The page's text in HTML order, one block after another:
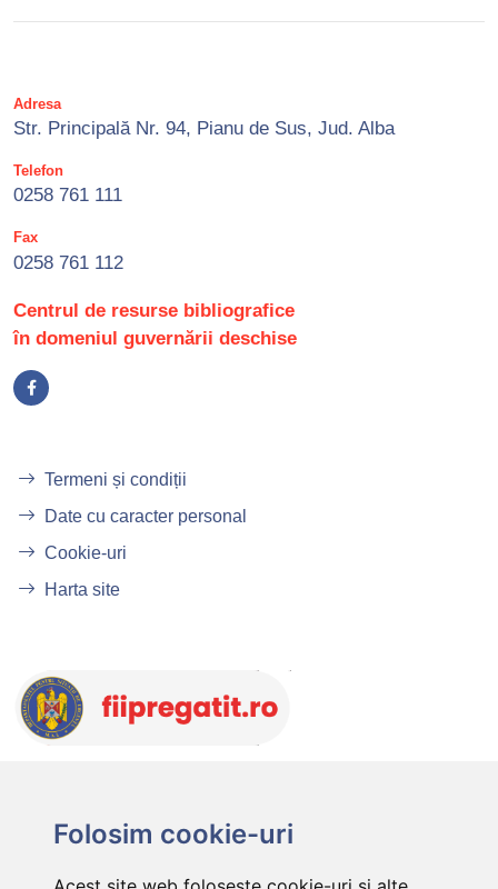
Folosim cookie-uri
Adresa
Str. Principală Nr. 94, Pianu de Sus, Jud. Alba
Telefon
0258 761 111
Fax
0258 761 112
Centrul de resurse bibliografice
în domeniul guvernării deschise
Termeni și condiții
Date cu caracter personal
Cookie-uri
Harta site